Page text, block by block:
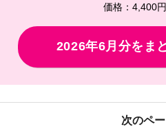
価格：4,400円
2026年6月分をま
次のペ